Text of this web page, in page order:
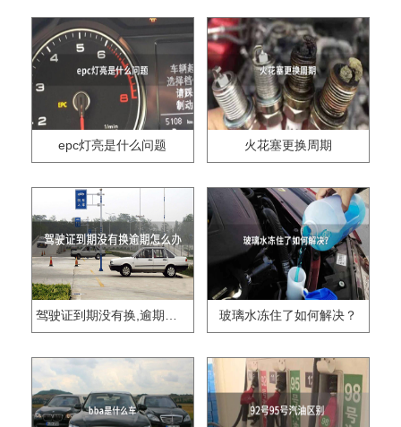
epc灯亮是什么问题 火花塞更换周期
驾驶证到期没有换,逾期怎么办?? 玻璃水冻住了如何解决？